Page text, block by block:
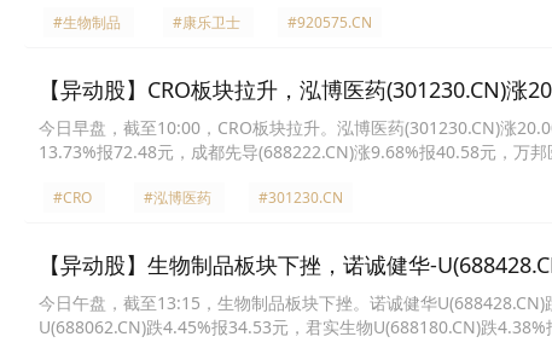
#生物制品 #康乐卫士 #920575.CN
【异动股】CRO板块拉升，泓博医药(301230.CN)涨
今日早盘，截至10:00，CRO板块拉升。泓博医药(301230.CN)涨
13.73%报72.48元，成都先导(688222.CN)涨9.68%报40.58元，万
#CRO #泓博医药 #301230.CN
【异动股】生物制品板块下挫，诺诚健华-
今日午盘，截至13:15，生物制品板块下挫。诺诚健华
U(688062.CN)跌4.45%报34.53元，君实生物U(688180.CN)跌